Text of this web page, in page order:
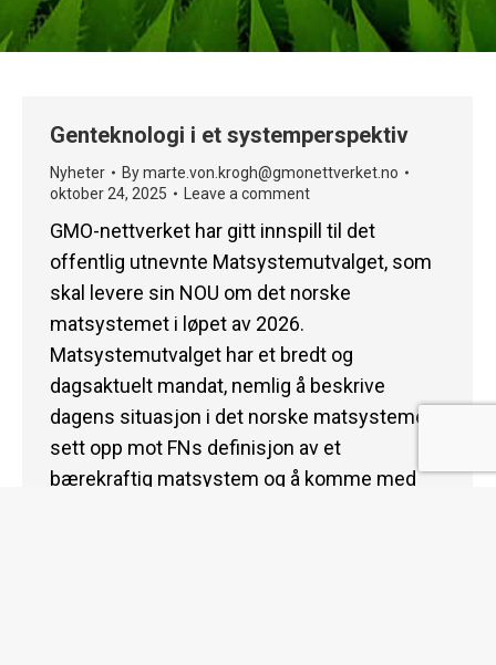
Genteknologi i et systemperspektiv
Nyheter Bymarte.von.krogh@gmonettverket.no
oktober 24, 2025
Leave a comment
GMO-nettverket har gitt innspill til det
offentlig utnevnte Matsystemutvalget, som
skal levere sin NOU om det norske
matsystemet i løpet av 2026.
Matsystemutvalget har et bredt og
dagsaktuelt mandat, nemlig å beskrive
dagens situasjon i det norske matsystemet
sett opp mot FNs definisjon av et
bærekraftig matsystem og å komme med